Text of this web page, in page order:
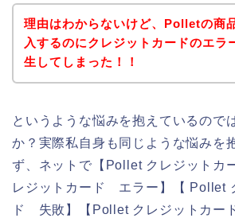
理由はわからないけど、Polletの商
入するのにクレジットカードのエラ
生してしまった！！
というような悩みを抱えているので
か？実際私自身も同じような悩みを
ず、ネットで【Pollet クレジットカ
レジットカード エラー】【 Pollet
ド 失敗】【Pollet クレジットカー